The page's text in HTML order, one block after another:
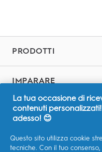
PRODOTTI
IMPARARE
SITI CORRELATI
LA NOSTRA
La tua occasione di
contenuti
adesso! 😊
Questo sito utilizza cookie
tecniche. Con il tuo consenso,